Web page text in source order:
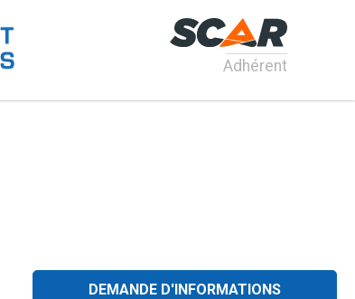
Adhérent
DEMANDE D'INFORMATIONS